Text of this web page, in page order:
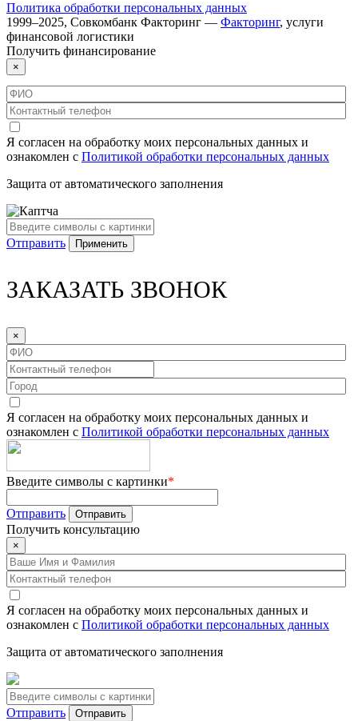
Политика обработки персональных данных
1999–2025, Совкомбанк Факторинг — Факторинг, услуги
финансовой логистики
Получить финансирование
×
Я согласен на обработку моих персональных данных и
ознакомлен с Политикой обработки персональных данных
Защита от автоматического заполнения
Отправить
ЗАКАЗАТЬ ЗВОНОК
×
Я согласен на обработку моих персональных данных и
ознакомлен с Политикой обработки персональных данных
Введите символы с картинки*
Отправить
Получить консультацию
×
Я согласен на обработку моих персональных данных и
ознакомлен с Политикой обработки персональных данных
Защита от автоматического заполнения
Отправить